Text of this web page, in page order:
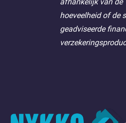
hoeveelheid of de
geadviseerde